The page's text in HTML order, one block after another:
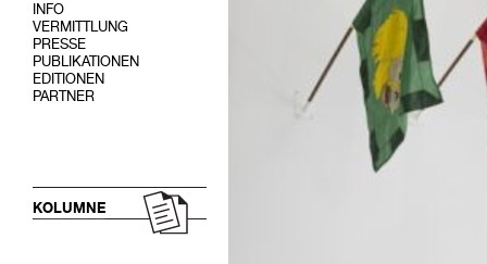
INFO
VERMITTLUNG
PRESSE
PUBLIKATIONEN
EDITIONEN
PARTNER
KOLUMNE